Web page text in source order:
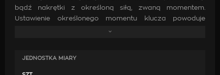
bądź nakrętki z określoną siłą, zwaną momentem.
Ustawienie określonego momentu klucza powoduje
odpowiednie naciągnięcie sprężyny, dzięki której możliwe
która przeskakuje w chwili, gdy udało się osiągnąć
zakładaną siłę dokręcenia nakrętki bądź śruby. Posiada
JEDNOSTKA MIARY